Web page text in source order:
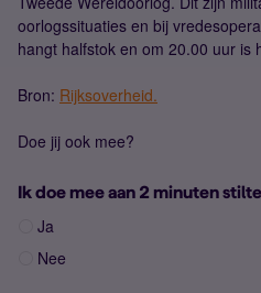
oorlogssituaties en bij
hangt halfstok en om 20.00 uur is
Bron: Rijksoverheid.
Doe jij ook mee?
Ik doe mee aan 2 minuten stilte
Ja
Nee